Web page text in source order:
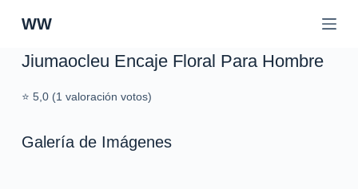
SWW
Jiumaocleu Encaje Floral Para Hombre
⭐ 5,0 (1 valoración votos)
Galería de Imágenes